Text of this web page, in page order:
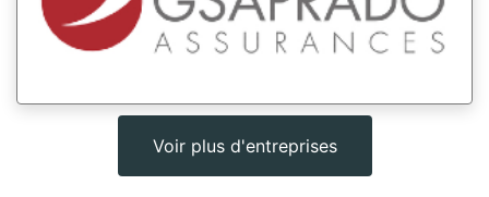
Voir plus d'entreprises